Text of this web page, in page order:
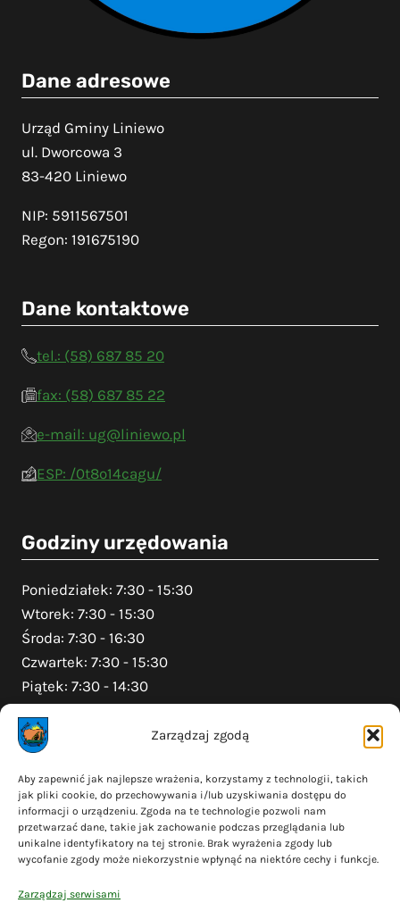
Zarządzaj zgodą
Aby zapewnić jak najlepsze wrażenia, korzystamy z technologii, takich
jak pliki cookie, do przechowywania i/lub uzyskiwania dostępu do
informacji o urządzeniu. Zgoda na te technologie pozwoli nam
przetwarzać dane, takie jak zachowanie podczas przeglądania lub
unikalne identyfikatory na tej stronie. Brak wyrażenia zgody lub
wycofanie zgody może niekorzystnie wpłynąć na niektóre cechy i funkcje.
Zarządzaj serwisami
Dane adresowe
Urząd Gminy Liniewo
ul. Dworcowa 3
83-420 Liniewo
NIP: 5911567501
Regon: 191675190
Dane kontaktowe
tel.: (58) 687 85 20
fax: (58) 687 85 22
e-mail: ug@liniewo.pl
ESP: /0t8o14cagu/
Godziny urzędowania
Poniedziałek: 7:30 - 15:30
Wtorek: 7:30 - 15:30
Środa: 7:30 - 16:30
Czwartek: 7:30 - 15:30
Piątek: 7:30 - 14:30
Na skróty
Polityka prywatności
Polityka plików cookies (EU)
Deklaracja dostępności
Mapa serwisu